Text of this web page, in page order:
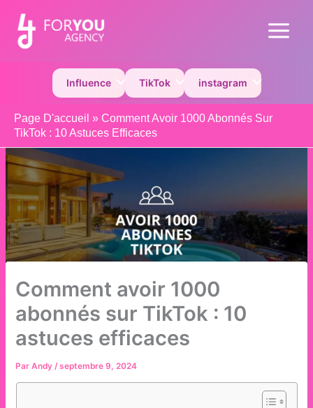
contenu
Main
InfluencePermutateur de Menu
TikTokPermutateur de Menu
instagramPermutateur
Page D'accueil » Comment Avoir 1000 Abonnés Sur
TikTok : 10 Astuces Efficaces
Comment avoir 1000
abonnés sur TikTok : 10
astuces efficaces
ParAndy /septembre 9, 2024